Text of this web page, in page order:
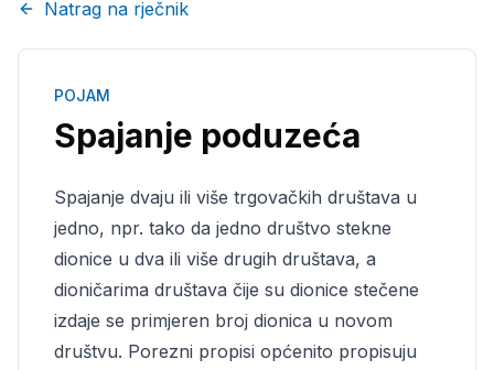
Natrag na rječnik
POJAM
Spajanje poduzeća
Spajanje dvaju ili više trgovačkih društava u
jedno, npr. tako da jedno društvo stekne
dionice u dva ili više drugih društava, a
dioničarima društava čije su dionice stečene
izdaje se primjeren broj dionica u novom
društvu. Porezni propisi općenito propisuju